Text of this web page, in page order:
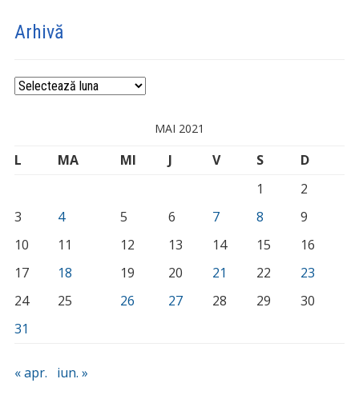
Arhivă
Arhivă
MAI 2021
L MA MI J V S
D
1
2
3
4 5 6 7 8
9
10
11 12 13 14 15
16
17
18 19 20 21 22
23
24
25 26 27 28 29
30
31
« apr. iun. »